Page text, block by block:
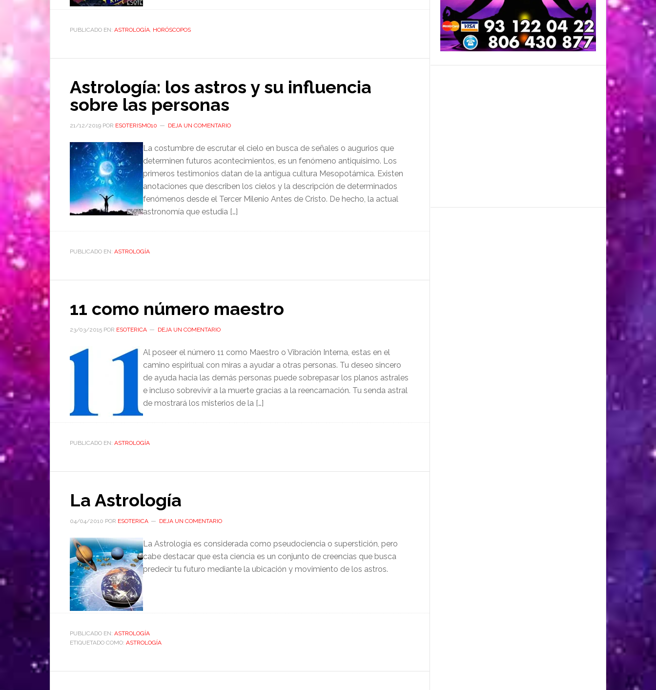
PUBLICADO EN: ASTROLOGÍA, HORÓSCOPOS
Astrología: los astros y su influencia
sobre las personas
21/12/2019 POR ESOTERISMO10 DEJA UN COMENTARIO
La costumbre de escrutar el cielo en busca de señales o augurios que
determinen futuros acontecimientos, es un fenómeno antiquísimo. Los
primeros testimonios datan de la antigua cultura Mesopotámica. Existen
anotaciones que describen los cielos y la descripción de determinados
fenómenos desde el Tercer Milenio Antes de Cristo. De hecho, la actual
astronomía que estudia […]
PUBLICADO EN: ASTROLOGÍA
11 como número maestro
23/03/2015 POR ESOTERICA DEJA UN COMENTARIO
Al poseer el número 11 como Maestro o Vibración Interna, estas en el
camino espiritual con miras a ayudar a otras personas. Tu deseo sincero
de ayuda hacia las demás personas puede sobrepasar los planos astrales
e incluso sobrevivir a la muerte gracias a la reencarnación. Tu senda astral
de mostrará los misterios de la […]
PUBLICADO EN: ASTROLOGÍA
La Astrología
04/04/2010 POR ESOTERICA DEJA UN COMENTARIO
La Astrología es considerada como pseudociencia o superstición, pero
cabe destacar que esta ciencia es un conjunto de creencias que busca
predecir tu futuro mediante la ubicación y movimiento de los astros.
PUBLICADO EN: ASTROLOGÍA
ETIQUETADO COMO: ASTROLOGÍA